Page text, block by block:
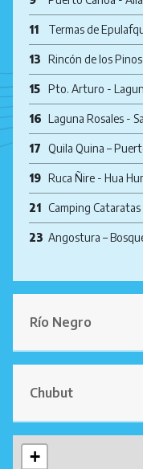
11 Termas de
13 Rincón de los
15 Pto. Arturo -
16 Laguna Rosales -
17 Quila Quina –
19 Ruca Ñire - Hua
21 Camping
23 Angostura –
Río Negro
Chubut
+